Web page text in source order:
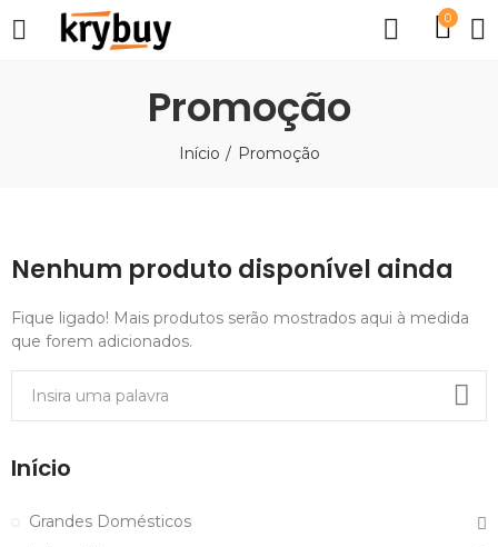
0
Promoção
Início Promoção
Nenhum produto disponível ainda
Fique ligado! Mais produtos serão mostrados aqui à medida
que forem adicionados.
Início
Grandes Domésticos